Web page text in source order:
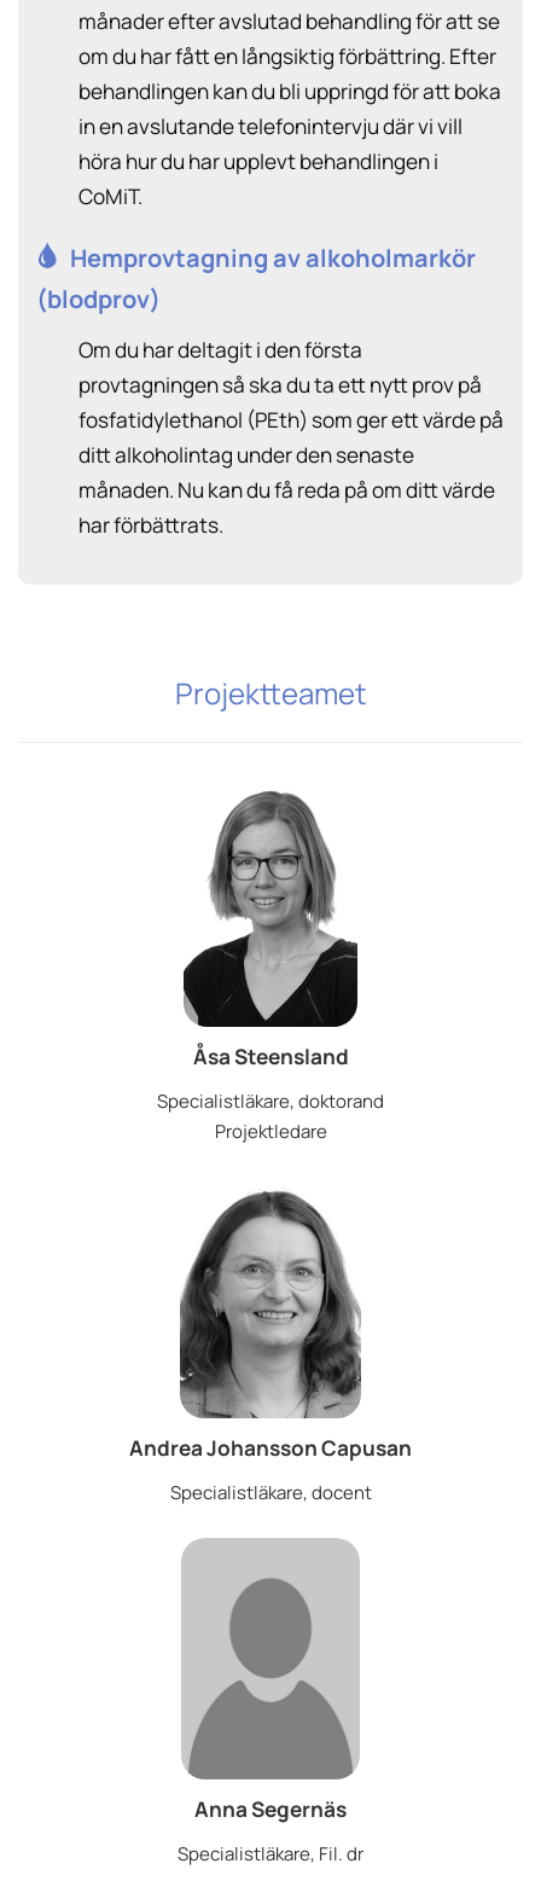
månader efter avslutad behandling för att se
om du har fått en långsiktig förbättring. Efter
behandlingen kan du bli uppringd för att boka
in en avslutande telefonintervju där vi vill
höra hur du har upplevt behandlingen i
CoMiT.
Hemprovtagning av alkoholmarkör
(blodprov)
Om du har deltagit i den första
provtagningen så ska du ta ett nytt prov på
fosfatidylethanol (PEth) som ger ett värde på
ditt alkoholintag under den senaste
månaden. Nu kan du få reda på om ditt värde
har förbättrats.
Projektteamet
Åsa Steensland
Specialistläkare, doktorand
Projektledare
Andrea Johansson Capusan
Specialistläkare, docent
Anna Segernäs
Specialistläkare, Fil. dr